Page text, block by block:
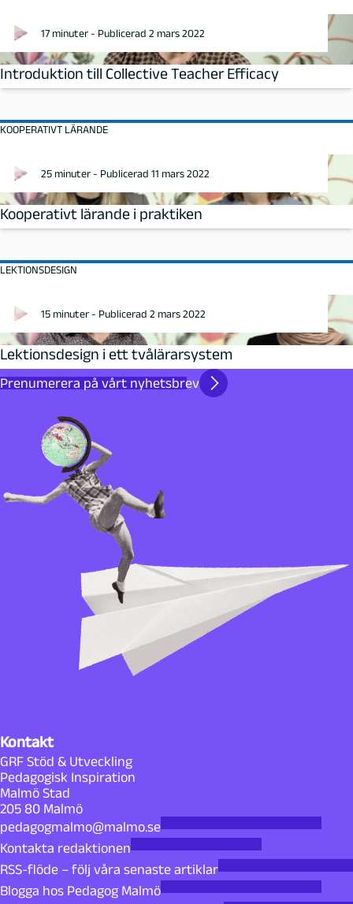
17 minuter - Publicerad 2 mars 2022
Introduktion till Collective Teacher Efficacy
KOOPERATIVT LÄRANDE
25 minuter - Publicerad 11 mars 2022
Kooperativt lärande i praktiken
LEKTIONSDESIGN
15 minuter - Publicerad 2 mars 2022
Lektionsdesign i ett tvålärarsystem
Prenumerera på vårt nyhetsbrev
Kontakt
GRF Stöd & Utveckling
Pedagogisk Inspiration
Malmö Stad
205 80 Malmö
pedagogmalmo@malmo.se
Kontakta redaktionen
RSS-flöde – följ våra senaste artiklar
Blogga hos Pedagog Malmö